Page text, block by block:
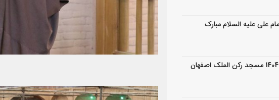
علی علیه السلام مبارک